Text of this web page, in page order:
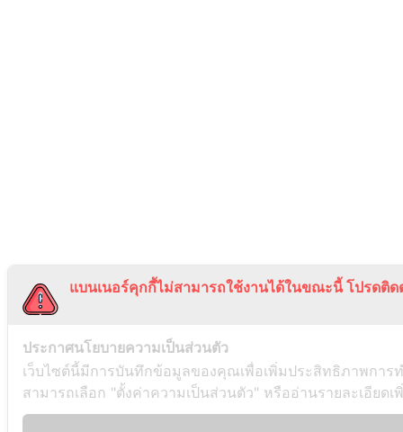
แบนเนอร์คุกกี้ไม่สามารถใช้งานได้ในขณะนี้ โปรดติด
ประกาศนโยบายความเป็นส่วนตัว
เว็บไซต์นี้มีการบันทึกข้อมูลของคุณเพื่อเพิ่มประสิทธิภาพการ
สามารถเลือก "ตั้งค่าความเป็นส่วนตัว" หรืออ่านรายละเอียดเ